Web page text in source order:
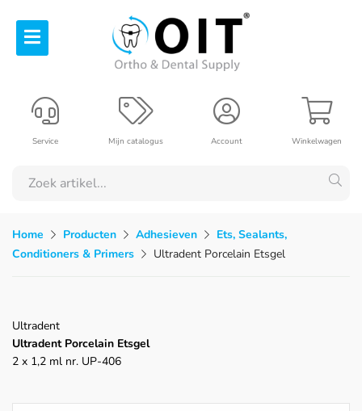
Winkelwagen
Account
Mijn catalogus
Service
Home Producten Adhesieven
Ets, Sealants,
Conditioners & Primers
Ultradent Porcelain Etsgel
Ultradent
Ultradent Porcelain Etsgel
2 x 1,2 ml nr. UP-406